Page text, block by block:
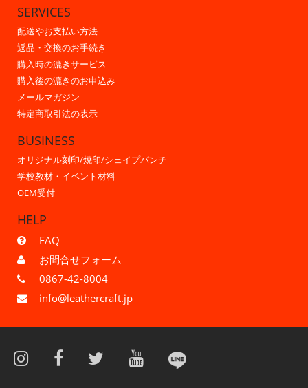
SERVICES
配送やお支払い方法
返品・交換のお手続き
購入時の漉きサービス
購入後の漉きのお申込み
メールマガジン
特定商取引法の表示
BUSINESS
オリジナル刻印/焼印/シェイプパンチ
学校教材・イベント材料
OEM受付
HELP
FAQ
お問合せフォーム
0867-42-8004
info@leathercraft.jp